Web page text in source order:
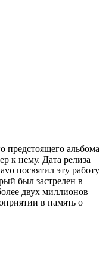
предстоящего альбома
к нему. Дата релиза
посвятил эту работу
был застрелен в
двух миллионов
в память о